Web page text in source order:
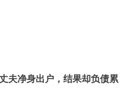
夫净身出户，结果却负债累